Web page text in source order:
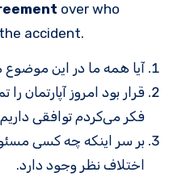
over who
accident.
آیا همه ما در این
قرار بود امروز آپارتمان را
فکر می‌کردم توافقی
بر سر اینکه چه کسی
اختلاف نظر وجود دارد.